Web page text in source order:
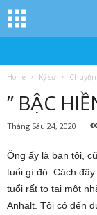
Home Ký sự
” BẬC
Tháng Sáu 24, 2020
Ông ấy là bạn tôi,
tuổi gì đó. Cách
tuổi rất to tại một
Anhalt. Tôi có đến